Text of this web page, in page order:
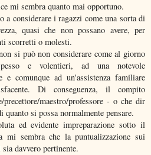
mi sembra quanto mai opportuno.
a considerare i ragazzi come una sorta di
quasi che non possano avere, per
scorretti o molesti.
si può non considerare come al giorno
e volentieri, ad una notevole
e comunque ad un'assistenza familiare
Di conseguenza, il compito
precettore/maestro/professore - o che dir
si possa normalmente pensare.
ed evidente impreparazione sotto il
mi sembra che la puntualizzazione sui
davvero pertinente.